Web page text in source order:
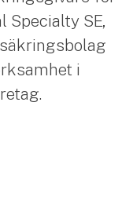
Specialty SE,
i